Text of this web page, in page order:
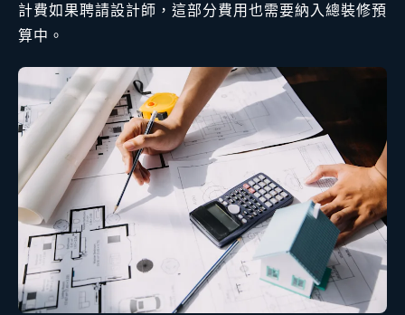
計費如果聘請設計師，這部分費用也需要納入總裝修預
算中。